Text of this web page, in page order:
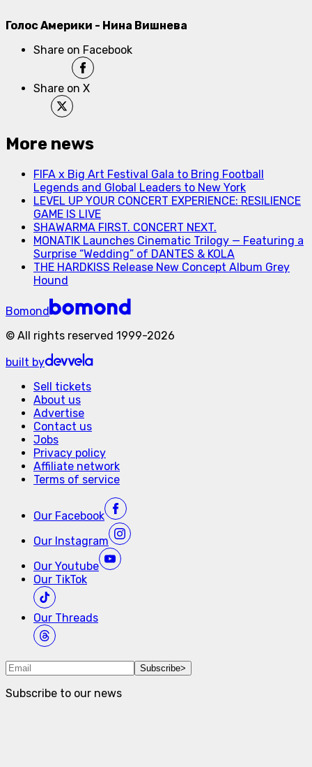
Голос Америки - Нина Вишнева
Share on Facebook
Share on X
More news
FIFA x Big Art Festival Gala to Bring Football
Legends and Global Leaders to New York
LEVEL UP YOUR CONCERT EXPERIENCE: RESILIENCE
GAME IS LIVE
SHAWARMA FIRST. CONCERT NEXT.
MONATIK Launches Cinematic Trilogy — Featuring a
Surprise “Wedding” of DANTES & KOLA
THE HARDKISS Release New Concept Album Grey
Hound
Bomond
© All rights reserved 1999-2026
built by
Sell tickets
About us
Advertise
Contact us
Jobs
Privacy policy
Affiliate network
Terms of service
Our Facebook
Our Instagram
Our Youtube
Our TikTok
Our Threads
Subscribe>
Subscribe to our news